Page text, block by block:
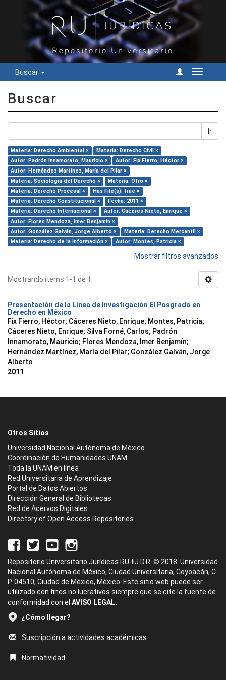
Buscar
Cambiar
Buscar
Ir
Materia: Derecho Ambiental ×
Materia: Derecho Civil ×
Autor: Padrón Innamorato, Mauricio ×
Autor: Fix Fierro, Héctor ×
Autor: Hernández Martínez, María del Pilar ×
Materia: Sociología del Derecho ×
Materia: Otro ×
Materia: Derecho Procesal ×
Has File(s): true ×
Materia: Derecho Constitucional ×
Fecha: 2011 ×
Materia: Derecho Internacional ×
Autor: Cáceres Nieto, Enrique ×
Autor: Flores Mendoza, Imer Benjamín ×
Autor: González Galván, Jorge Alberto ×
Materia: Derecho Mercantil ×
Materia: Derecho de la Información ×
Autor: Montes, Patricia ×
Mostrar filtros avanzados
Mostrando ítems 1-1 de 1
Presentación de la Línea de Investigación El Posgrado en
Derecho en México
Fix Fierro, Héctor; Cáceres Nieto, Enrique; Montes, Patricia;
Cáceres Nieto, Enrique; Silva Forné, Carlos; Padrón
Innamorato, Mauricio; Flores Mendoza, Imer Benjamín;
Hernández Martínez, María del Pilar; González Galván, Jorge
Alberto
2011
Otros Sitios
Universidad Nacional Autónoma de México
Coordinación de Humanidades UNAM
Toda la UNAM en línea
Red Universitaria de Aprendizaje
Portal de Datos Abiertos
Dirección General de Bibliotecas
Red de Acervos Digitales
Directory of Open Access Repositories
Repositorio Universitario Jurídicas RU-IIJ D.R. © 2018. Universidad
Nacional Autónoma de México, Ciudad Universitaria, Coyoacán, C.
P. 04510, Ciudad de México, México. Este sitio web puede ser
utilizado con fines no lucrativos siempre que se cite la fuente de
conformidad con el AVISO LEGAL.
¿Cómo llegar?
Suscripción a actividades académicas
Normatividad